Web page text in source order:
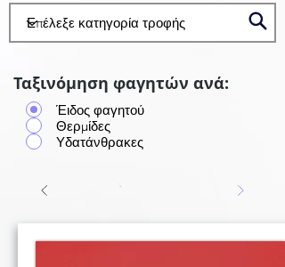
Ταξινόμηση φαγητών ανά:
Έιδος φαγητού
Θερμίδες
Υδατάνθρακες